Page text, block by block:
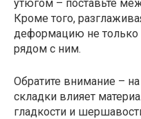
утюгом – поставьте
Кроме того,
деформацию не
рядом с ним.
Обратите внимание –
складки влияет
гладкости и